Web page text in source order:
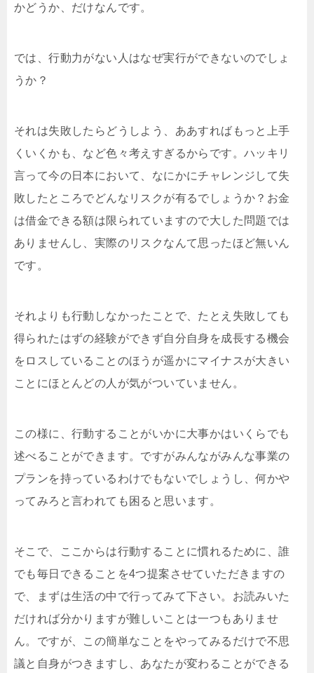
かどうか、だけなんです。
では、行動力がない人はなぜ実行ができないのでしょ
うか？
それは失敗したらどうしよう、ああすればもっと上手
くいくかも、など色々考えすぎるからです。ハッキリ
言って今の日本において、なにかにチャレンジして失
敗したところでどんなリスクが有るでしょうか？お金
は借金できる額は限られていますので大した問題では
ありませんし、実際のリスクなんて思ったほど無いん
です。
それよりも行動しなかったことで、たとえ失敗しても
得られたはずの経験ができず自分自身を成長する機会
をロスしていることのほうが遥かにマイナスが大きい
ことにほとんどの人が気がついていません。
この様に、行動することがいかに大事かはいくらでも
述べることができます。ですがみんながみんな事業の
プランを持っているわけでもないでしょうし、何かや
ってみろと言われても困ると思います。
そこで、ここからは行動することに慣れるために、誰
でも毎日できることを4つ提案させていただきますの
で、まずは生活の中で行ってみて下さい。お読みいた
だければ分かりますが難しいことは一つもありませ
ん。ですが、この簡単なことをやってみるだけで不思
議と自身がつきますし、あなたが変わることができる